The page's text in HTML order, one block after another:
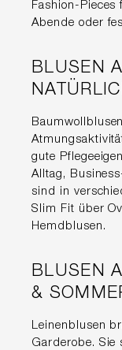
Fashion-Pieces
Abende oder
BLUSEN
gute
Alltag,
sind in
Slim Fit über
Hemdblusen.
BLUSEN
&
Leinenblusen
Garderobe. Sie